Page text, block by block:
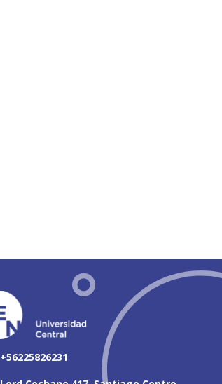
+56225826231